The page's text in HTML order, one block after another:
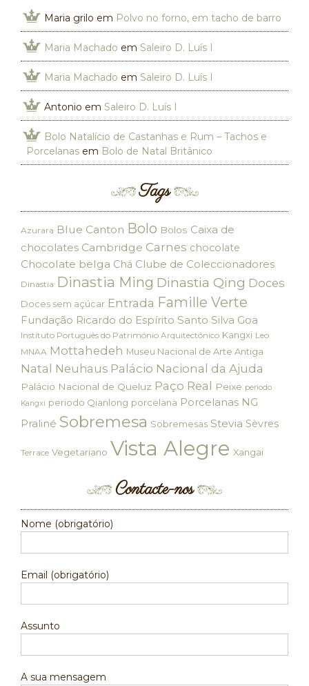
Maria grilo em Polvo no forno, em tacho de barro
Maria Machado em Saleiro D. Luís I
Maria Machado em Saleiro D. Luís I
Antonio em Saleiro D. Luís I
Bolo Natalício de Castanhas e Rum – Tachos e
Porcelanas em Bolo de Natal Britânico
Tags
Azurara Blue Canton Bolo Bolos Caixa de
chocolates Cambridge Carnes chocolate
Chocolate belga Chá Clube de Coleccionadores
Dinastia Dinastia Ming Dinastia Qing Doces
Doces sem açúcar Entrada Famille Verte
Fundação Ricardo do Espírito Santo Silva Goa
Instituto Português do Património Arquitectónico Kangxi Leo
MNAA Mottahedeh Museu Nacional de Arte Antiga
Natal Neuhaus Palácio Nacional da Ajuda
Palácio Nacional de Queluz Paço Real Peixe periodo
Kangxi periodo Qianlong porcelana Porcelanas NG
Praliné Sobremesa Sobremesas Stevia Sèvres
Terrace Vegetariano Vista Alegre Xangai
Contacte-nos
Nome (obrigatório)
Email (obrigatório)
Assunto
A sua mensagem